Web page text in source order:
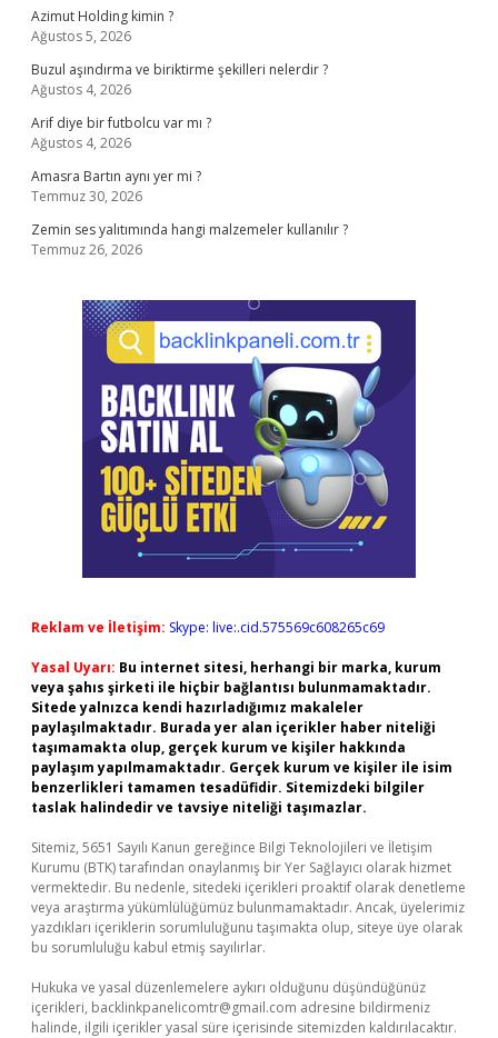
Azimut Holding kimin ?
Ağustos 5, 2026
Buzul aşındırma ve biriktirme şekilleri nelerdir ?
Ağustos 4, 2026
Arif diye bir futbolcu var mı ?
Ağustos 4, 2026
Amasra Bartın aynı yer mi ?
Temmuz 30, 2026
Zemin ses yalıtımında hangi malzemeler kullanılır ?
Temmuz 26, 2026
Reklam ve İletişim: Skype: live:.cid.575569c608265c69
Yasal Uyarı: Bu internet sitesi, herhangi bir marka, kurum
veya şahıs şirketi ile hiçbir bağlantısı bulunmamaktadır.
Sitede yalnızca kendi hazırladığımız makaleler
paylaşılmaktadır. Burada yer alan içerikler haber niteliği
taşımamakta olup, gerçek kurum ve kişiler hakkında
paylaşım yapılmamaktadır. Gerçek kurum ve kişiler ile isim
benzerlikleri tamamen tesadüfidir. Sitemizdeki bilgiler
taslak halindedir ve tavsiye niteliği taşımazlar.
Sitemiz, 5651 Sayılı Kanun gereğince Bilgi Teknolojileri ve İletişim
Kurumu (BTK) tarafından onaylanmış bir Yer Sağlayıcı olarak hizmet
vermektedir. Bu nedenle, sitedeki içerikleri proaktif olarak denetleme
veya araştırma yükümlülüğümüz bulunmamaktadır. Ancak, üyelerimiz
yazdıkları içeriklerin sorumluluğunu taşımakta olup, siteye üye olarak
bu sorumluluğu kabul etmiş sayılırlar.
Hukuka ve yasal düzenlemelere aykırı olduğunu düşündüğünüz
içerikleri, backlinkpanelicomtr@gmail.com adresine bildirmeniz
halinde, ilgili içerikler yasal süre içerisinde sitemizden kaldırılacaktır.